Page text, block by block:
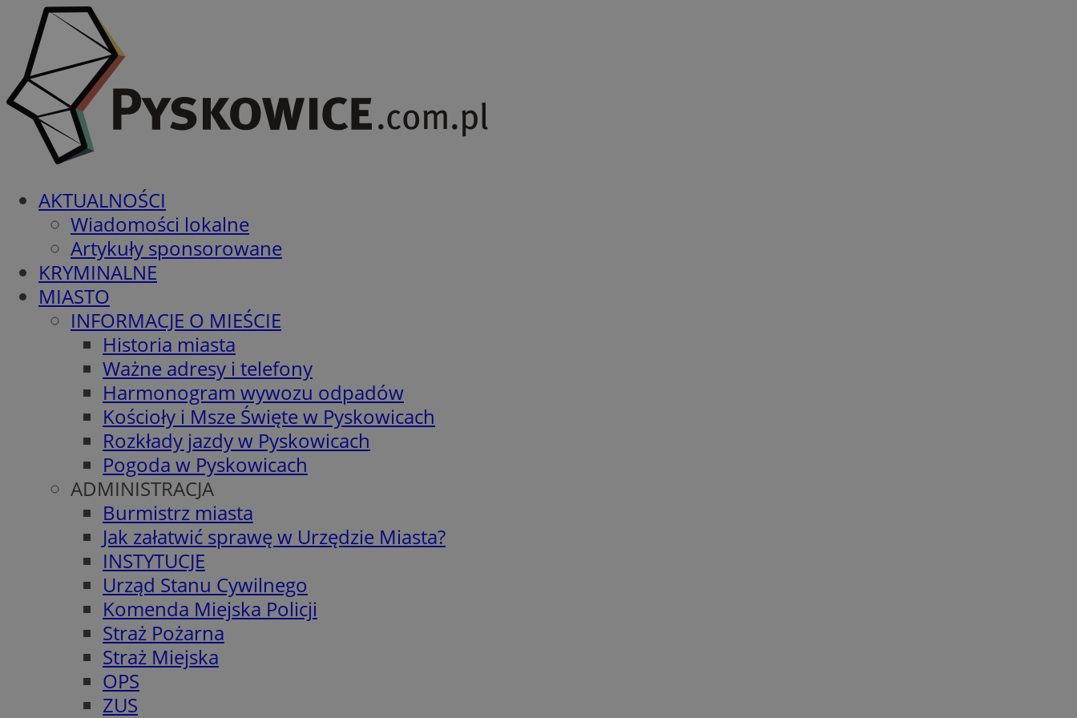
AKTUALNOŚCI
Wiadomości lokalne
Artykuły sponsorowane
KRYMINALNE
MIASTO
INFORMACJE O MIEŚCIE
Historia miasta
Ważne adresy i telefony
Harmonogram wywozu odpadów
Kościoły i Msze Święte w Pyskowicach
Rozkłady jazdy w Pyskowicach
Pogoda w Pyskowicach
ADMINISTRACJA
Burmistrz miasta
Jak załatwić sprawę w Urzędzie Miasta?
INSTYTUCJE
Urząd Stanu Cywilnego
Komenda Miejska Policji
Straż Pożarna
Straż Miejska
OPS
ZUS